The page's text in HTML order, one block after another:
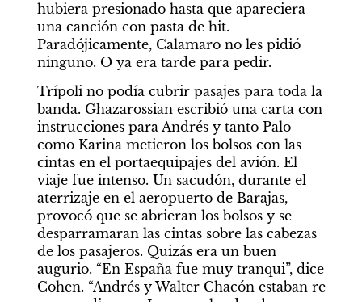
hubiera presionado hasta que apareciera
una canción con pasta de hit.
Paradójicamente, Calamaro no les pidió
ninguno. O ya era tarde para pedir.
Trípoli no podía cubrir pasajes para toda la
banda. Ghazarossian escribió una carta con
instrucciones para Andrés y tanto Palo
como Karina metieron los bolsos con las
cintas en el portaequipajes del avión. El
viaje fue intenso. Un sacudón, durante el
aterrizaje en el aeropuerto de Barajas,
provocó que se abrieran los bolsos y se
desparramaran las cintas sobre las cabezas
de los pasajeros. Quizás era un buen
augurio. “En España fue muy tranqui”, dice
Cohen. “Andrés y Walter Chacón estaban re